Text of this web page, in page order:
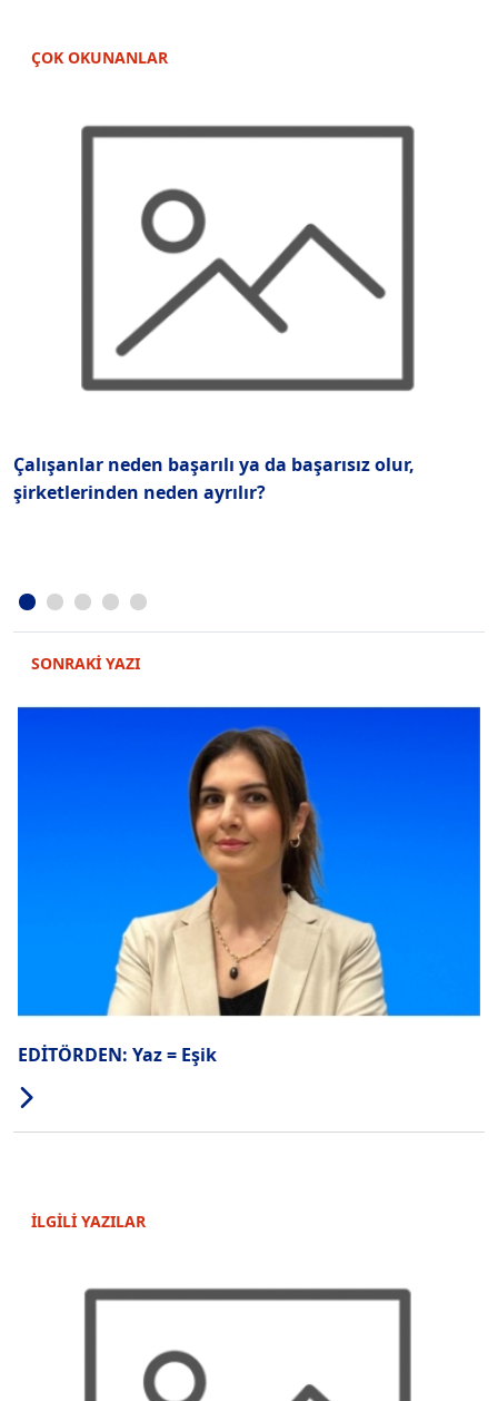
ÇOK OKUNANLAR
Çalışanlar neden başarılı ya da başarısız olur,
şirketlerinden neden ayrılır?
SONRAKİ YAZI
EDİTÖRDEN: Yaz = Eşik
İLGİLİ YAZILAR